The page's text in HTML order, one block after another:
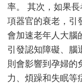
率。 其次，如果
項器官的衰老，引
會加速老年人大腦
引發認知障礙、腦
則會影響到孕婦的
力、煩躁和失眠等